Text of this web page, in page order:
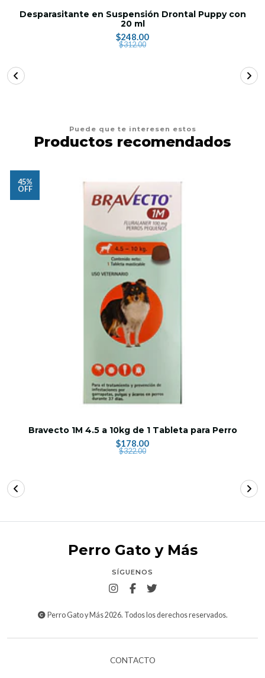
Desparasitante en Suspensión Drontal Puppy con
20 ml
$248.00
$312.00
Puede que te interesen estos
Productos recomendados
45%
OFF
Bravecto 1M 4.5 a 10kg de 1 Tableta para Perro
$178.00
$322.00
Perro Gato y Más
SÍGUENOS
Perro Gato y Más 2026. Todos los derechos reservados.
CONTACTO